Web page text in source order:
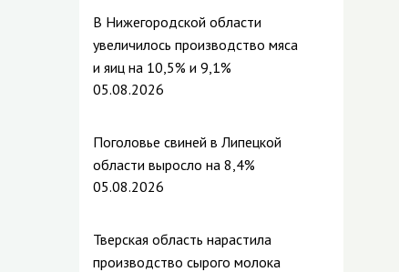
В Нижегородской области
увеличилось производство мяса
и яиц на 10,5% и 9,1%
05.08.2026
Поголовье свиней в Липецкой
области выросло на 8,4%
05.08.2026
Тверская область нарастила
производство сырого молока